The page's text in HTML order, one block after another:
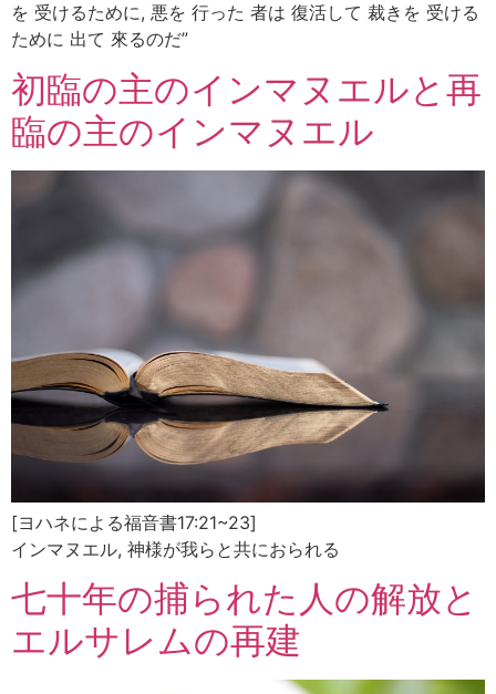
を 受けるために, 悪を 行った 者は 復活して 裁きを 受ける
ために 出て 來るのだ”
初臨の主のインマヌエルと再
臨の主のインマヌエル
[ヨハネによる福音書17:21~23]
インマヌエル, 神様が我らと共におられる
七十年の捕られた人の解放と
エルサレムの再建